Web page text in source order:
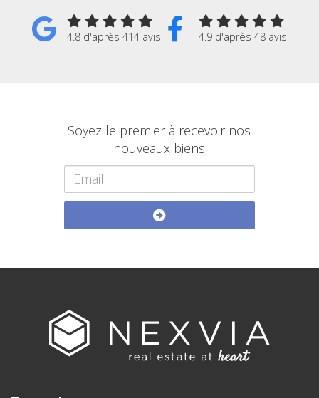
4.8 d'après 414 avis 4.9 d'après 48 avis
Soyez le premier à recevoir nos
nouveaux biens